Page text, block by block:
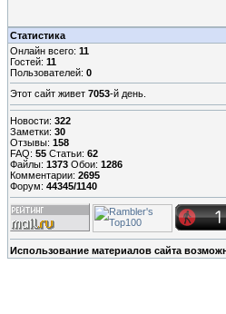
Статистика
Онлайн всего: 11
Гостей: 11
Пользователей: 0
Этот сайт живет 7053-й день.
Новости: 322
Заметки: 30
Отзывы: 158
FAQ: 55 Статьи: 62
Файлы: 1373 Обои: 1286
Комментарии: 2695
Форум: 44345/1140
Использование материалов сайта